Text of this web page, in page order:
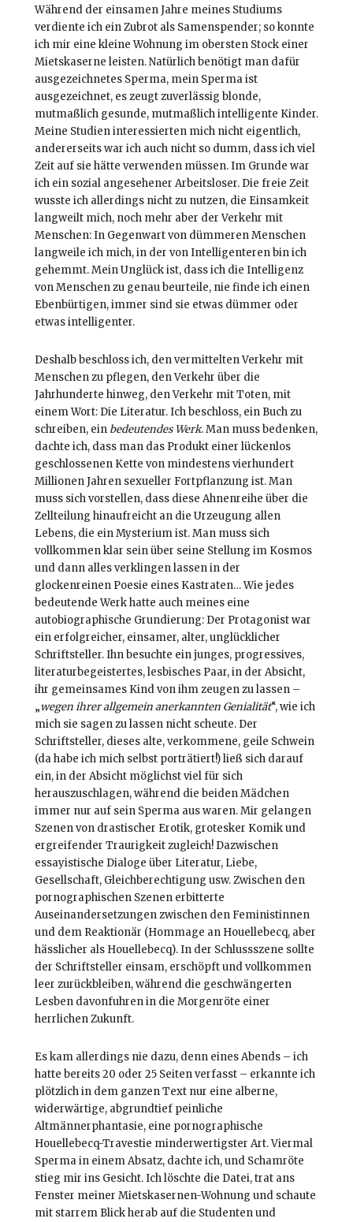
Während der einsamen Jahre meines Studiums
verdiente ich ein Zubrot als Samenspender; so konnte
ich mir eine kleine Wohnung im obersten Stock einer
Mietskaserne leisten. Natürlich benötigt man dafür
ausgezeichnetes Sperma, mein Sperma ist
ausgezeichnet, es zeugt zuverlässig blonde,
mutmaßlich gesunde, mutmaßlich intelligente Kinder.
Meine Studien interessierten mich nicht eigentlich,
andererseits war ich auch nicht so dumm, dass ich viel
Zeit auf sie hätte verwenden müssen. Im Grunde war
ich ein sozial angesehener Arbeitsloser. Die freie Zeit
wusste ich allerdings nicht zu nutzen, die Einsamkeit
langweilt mich, noch mehr aber der Verkehr mit
Menschen: In Gegenwart von dümmeren Menschen
langweile ich mich, in der von Intelligenteren bin ich
gehemmt. Mein Unglück ist, dass ich die Intelligenz
von Menschen zu genau beurteile, nie finde ich einen
Ebenbürtigen, immer sind sie etwas dümmer oder
etwas intelligenter.
Deshalb beschloss ich, den vermittelten Verkehr mit
Menschen zu pflegen, den Verkehr über die
Jahrhunderte hinweg, den Verkehr mit Toten, mit
einem Wort: Die Literatur. Ich beschloss, ein Buch zu
schreiben, ein bedeutendes Werk. Man muss bedenken,
dachte ich, dass man das Produkt einer lückenlos
geschlossenen Kette von mindestens vierhundert
Millionen Jahren sexueller Fortpflanzung ist. Man
muss sich vorstellen, dass diese Ahnenreihe über die
Zellteilung hinaufreicht an die Urzeugung allen
Lebens, die ein Mysterium ist. Man muss sich
vollkommen klar sein über seine Stellung im Kosmos
und dann alles verklingen lassen in der
glockenreinen Poesie eines Kastraten… Wie jedes
bedeutende Werk hatte auch meines eine
autobiographische Grundierung: Der Protagonist war
ein erfolgreicher, einsamer, alter, unglücklicher
Schriftsteller. Ihn besuchte ein junges, progressives,
literaturbegeistertes, lesbisches Paar, in der Absicht,
ihr gemeinsames Kind von ihm zeugen zu lassen –
„wegen ihrer allgemein anerkannten Genialität“, wie ich
mich sie sagen zu lassen nicht scheute. Der
Schriftsteller, dieses alte, verkommene, geile Schwein
(da habe ich mich selbst porträtiert!) ließ sich darauf
ein, in der Absicht möglichst viel für sich
herauszuschlagen, während die beiden Mädchen
immer nur auf sein Sperma aus waren. Mir gelangen
Szenen von drastischer Erotik, grotesker Komik und
ergreifender Traurigkeit zugleich! Dazwischen
essayistische Dialoge über Literatur, Liebe,
Gesellschaft, Gleichberechtigung usw. Zwischen den
pornographischen Szenen erbitterte
Auseinandersetzungen zwischen den Feministinnen
und dem Reaktionär (Hommage an Houellebecq, aber
hässlicher als Houellebecq). In der Schlussszene sollte
der Schriftsteller einsam, erschöpft und vollkommen
leer zurückbleiben, während die geschwängerten
Lesben davonfuhren in die Morgenröte einer
herrlichen Zukunft.
Es kam allerdings nie dazu, denn eines Abends – ich
hatte bereits 20 oder 25 Seiten verfasst – erkannte ich
plötzlich in dem ganzen Text nur eine alberne,
widerwärtige, abgrundtief peinliche
Altmännerphantasie, eine pornographische
Houellebecq-Travestie minderwertigster Art. Viermal
Sperma in einem Absatz, dachte ich, und Schamröte
stieg mir ins Gesicht. Ich löschte die Datei, trat ans
Fenster meiner Mietskasernen-Wohnung und schaute
mit starrem Blick herab auf die Studenten und